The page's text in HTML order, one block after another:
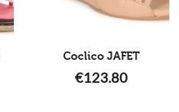
Coclico JAFET
€123.80